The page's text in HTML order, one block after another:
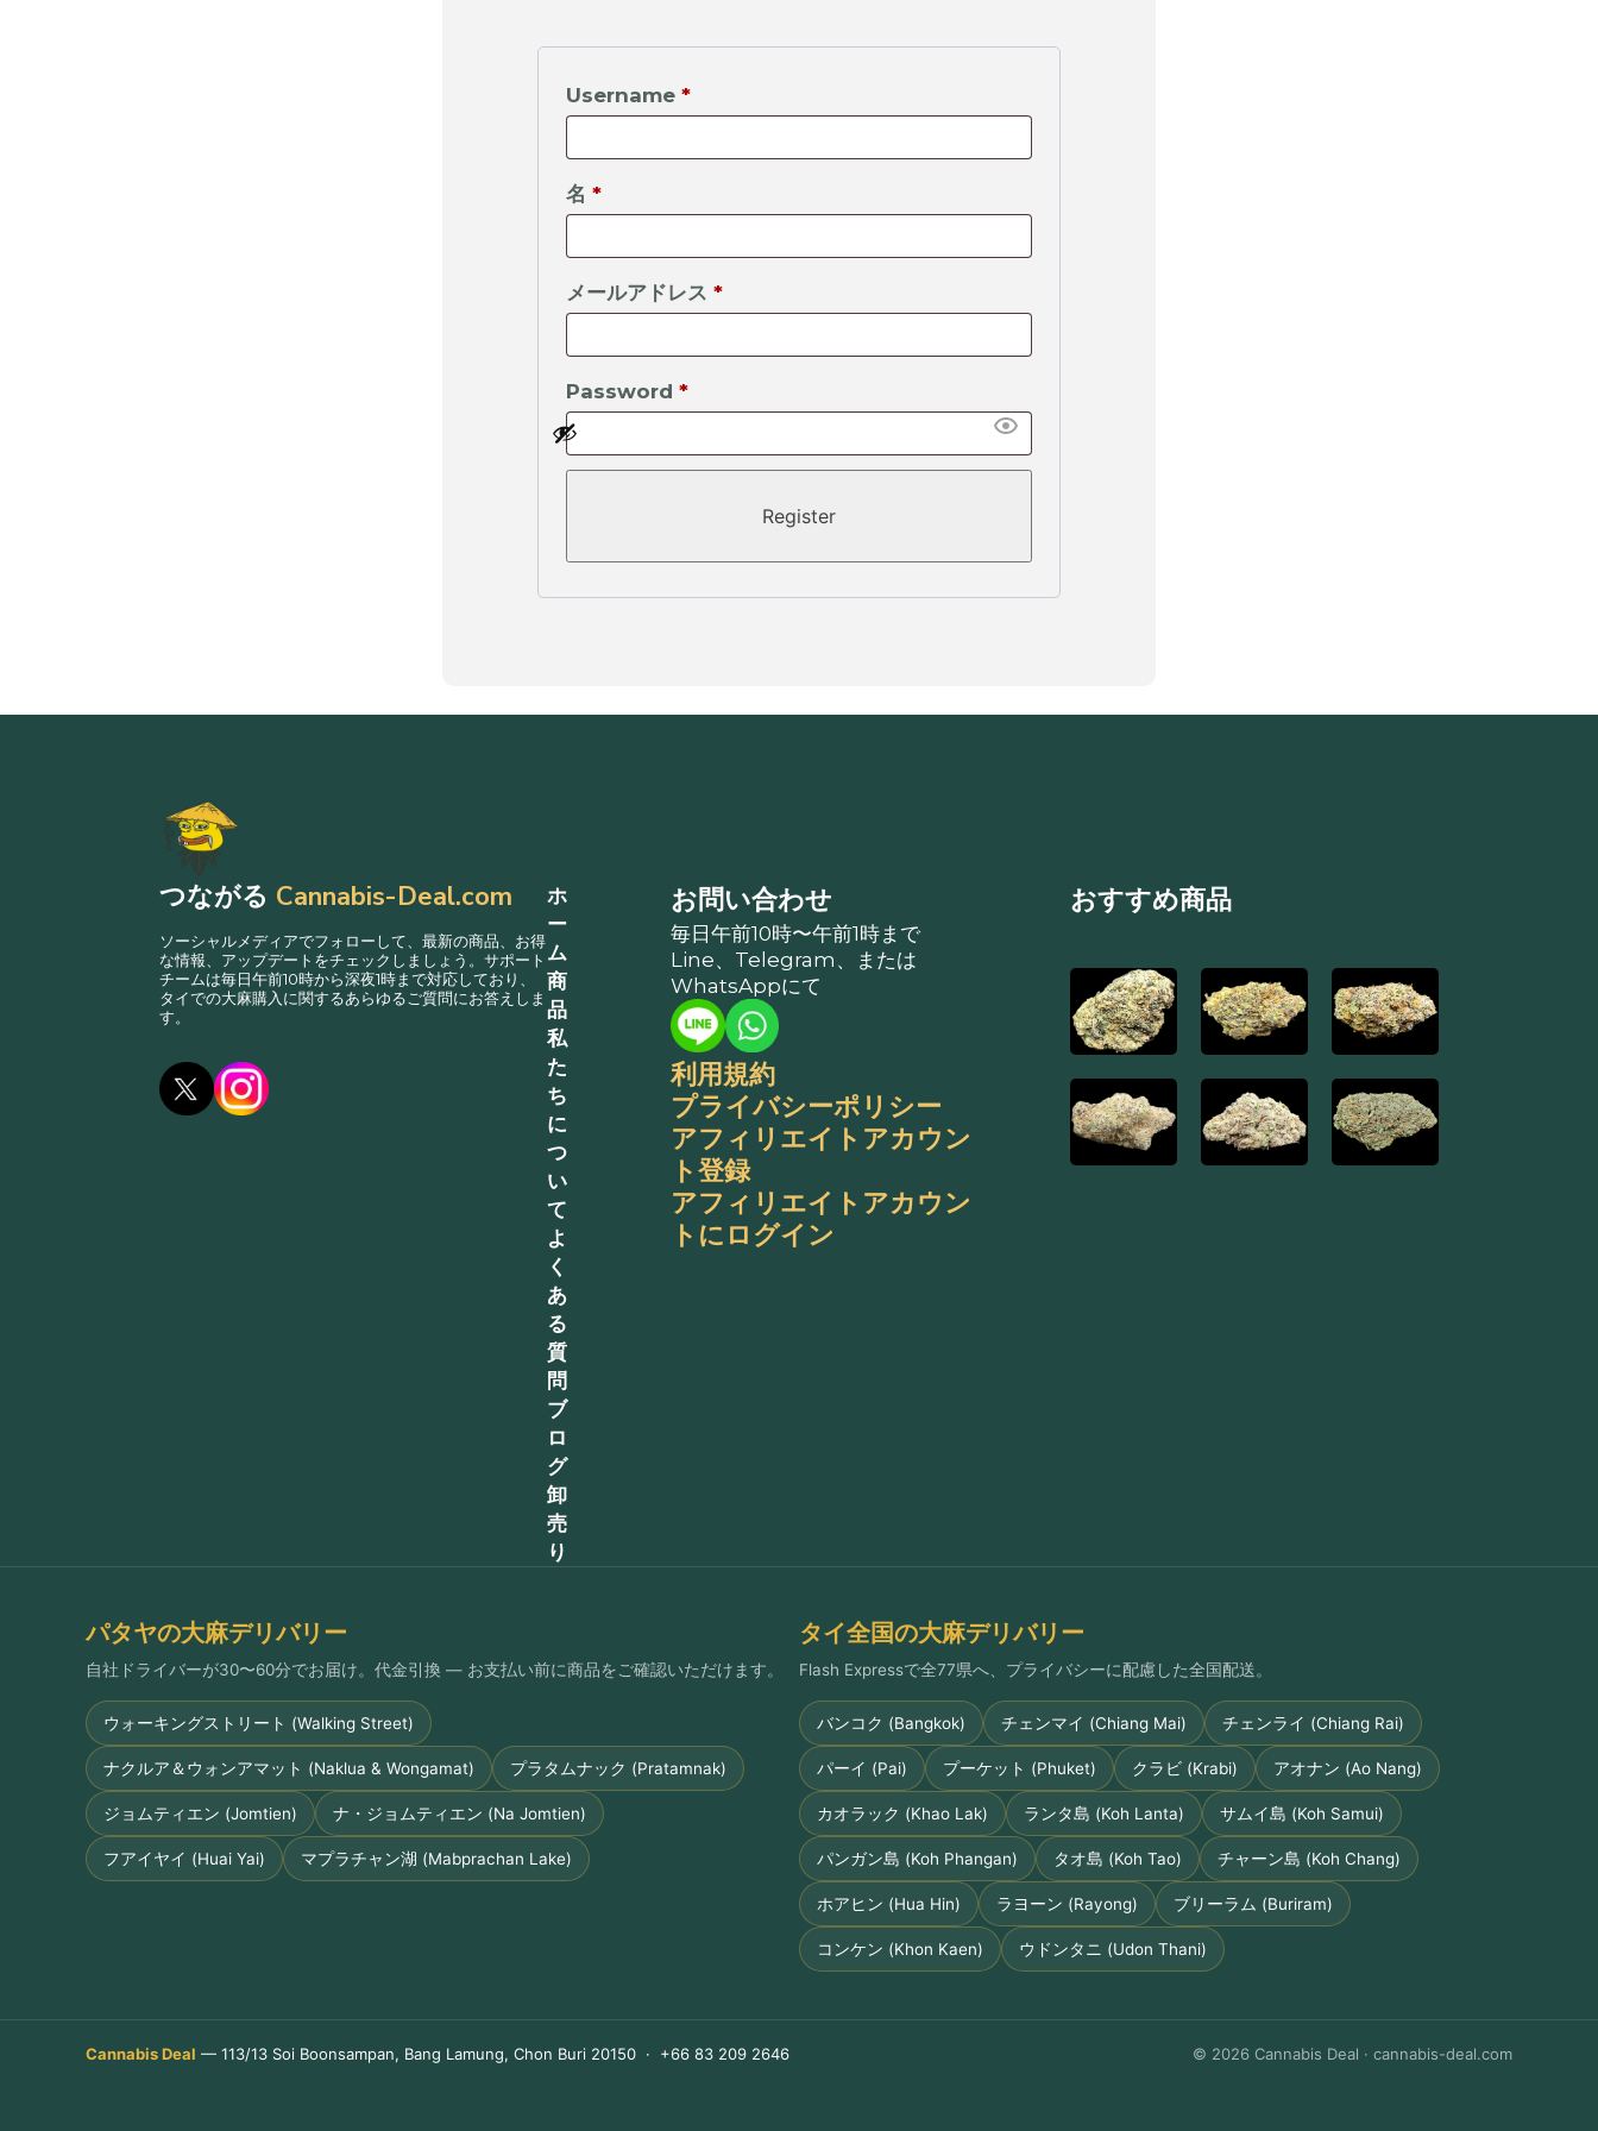
Username *
名 *
メールアドレス *
Password *
つながる Cannabis-Deal.com
ソーシャルメディアでフォローして、最新の商品、お得
な情報、アップデートをチェックしましょう。サポート
チームは毎日午前10時から深夜1時まで対応しており、
タイでの大麻購入に関するあらゆるご質問にお答えしま
す。
ホ
ー
ム
商
品
私
た
ち
に
つ
い
て
よ
く
あ
る
質
問
ブ
ロ
グ
卸
売
り
お問い合わせ
毎日午前10時〜午前1時まで
Line、Telegram、または
WhatsAppにて
利用規約
プライバシーポリシー
アフィリエイトアカウン
ト登録
アフィリエイトアカウン
トにログイン
おすすめ商品
パタヤの大麻デリバリー
自社ドライバーが30〜60分でお届け。代金引換 — お支払い前に商品をご確認いただけます。
ウォーキングストリート (Walking Street)
ナクルア＆ウォンアマット (Naklua & Wongamat) プラタムナック (Pratamnak)
ジョムティエン (Jomtien) ナ・ジョムティエン (Na Jomtien)
フアイヤイ (Huai Yai) マプラチャン湖 (Mabprachan Lake)
タイ全国の大麻デリバリー
Flash Expressで全77県へ、プライバシーに配慮した全国配送。
バンコク (Bangkok) チェンマイ (Chiang Mai) チェンライ (Chiang Rai)
パーイ (Pai) プーケット (Phuket) クラビ (Krabi) アオナン (Ao Nang)
カオラック (Khao Lak) ランタ島 (Koh Lanta) サムイ島 (Koh Samui)
パンガン島 (Koh Phangan) タオ島 (Koh Tao) チャーン島 (Koh Chang)
ホアヒン (Hua Hin) ラヨーン (Rayong) ブリーラム (Buriram)
コンケン (Khon Kaen) ウドンタニ (Udon Thani)
Cannabis Deal — 113/13 Soi Boonsampan, Bang Lamung, Chon Buri 20150 · +66 83 209 2646 © 2026 Cannabis Deal · cannabis-deal.com